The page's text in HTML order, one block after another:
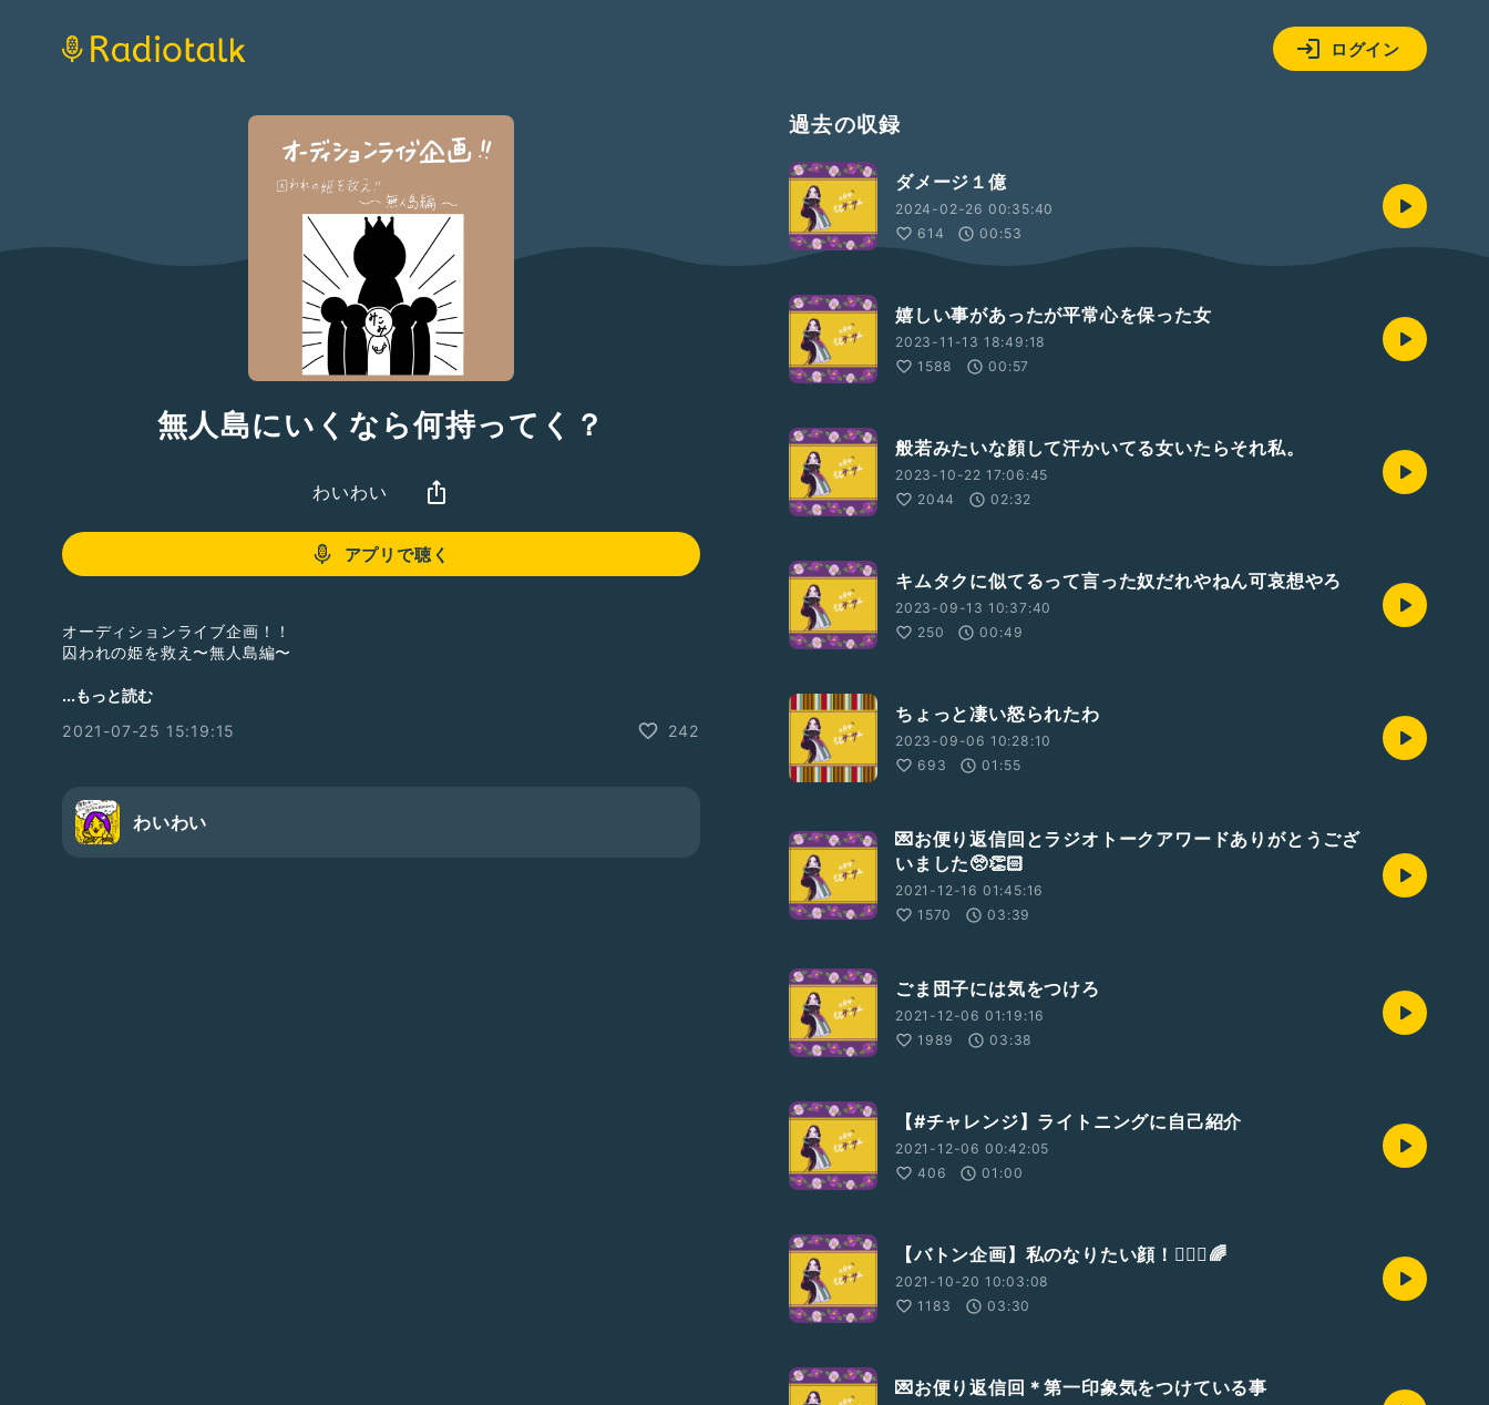
ログイン
無人島にいくなら何持ってく？
わいわい
アプリで聴く
オーディションライブ企画！！
囚われの姫を救え〜無人島編〜
を行いたいと思います！！
・無人島に持って行く物
4人には姫が誰に囚われたのか
当てていただきます！！
...もっと読む
2021-07-25 15:19:15
242
わいわい
過去の収録
ダメージ１億
2024-02-26 00:35:40
614
00:53
嬉しい事があったが平常心を保った女
2023-11-13 18:49:18
1588
00:57
般若みたいな顔して汗かいてる女いたらそれ私。
2023-10-22 17:06:45
2044
02:32
キムタクに似てるって言った奴だれやねん可哀想やろ
2023-09-13 10:37:40
250
00:49
ちょっと凄い怒られたわ
2023-09-06 10:28:10
693
01:55
💌お便り返信回とラジオトークアワードありがとうござ
いました🥺👏🏻
2021-12-16 01:45:16
1570
03:39
ごま団子には気をつけろ
2021-12-06 01:19:16
1989
03:38
【#チャレンジ】ライトニングに自己紹介
2021-12-06 00:42:05
406
01:00
【バトン企画】私のなりたい顔！🙋🏻‍♀️🌈
2021-10-20 10:03:08
1183
03:30
💌お便り返信回＊第一印象気をつけている事